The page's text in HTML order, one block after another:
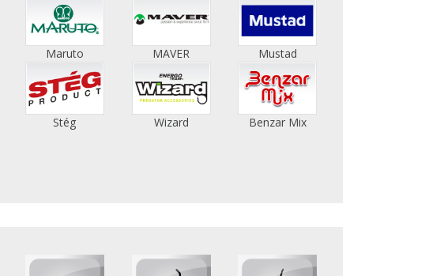
Maruto MAVER Mustad
Stég Wizard Benzar Mix